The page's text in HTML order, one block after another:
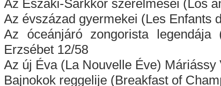
Az Északi-Sarkkör szerelmesei (Los
Az évszázad gyermekei (Les Enfants
Az óceánjáró zongorista
Erzsébet 12/58
Az új Éva (La Nouvelle Éve) Máriássy
Bajnokok reggelije (Breakfast of